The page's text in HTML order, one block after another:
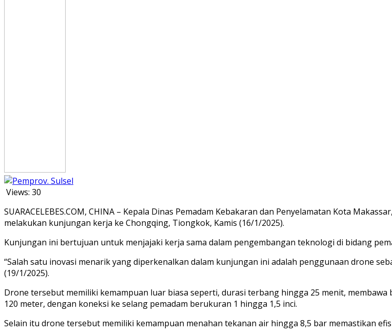
Views: 30
SUARACELEBES.COM, CHINA – Kepala Dinas Pemadam Kebakaran dan Penyelamatan Kota
melakukan kunjungan kerja ke Chongqing, Tiongkok, Kamis (16/1/2025).
Kunjungan ini bertujuan untuk menjajaki kerja sama dalam pengembangan teknologi di bidang
“Salah satu inovasi menarik yang diperkenalkan dalam kunjungan ini adalah penggunaan drone
(19/1/2025).
Drone tersebut memiliki kemampuan luar biasa seperti, durasi terbang hingga 25 menit,
120 meter, dengan koneksi ke selang pemadam berukuran 1 hingga 1,5 inci.
Selain itu drone tersebut memiliki kemampuan menahan tekanan air hingga 8,5 bar memastikan